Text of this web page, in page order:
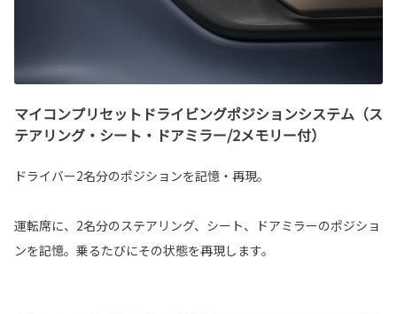
マイコンプリセットドライビングポジションシステム（ス
テアリング・シート・ドアミラー/2メモリー付）
ドライバー2名分のポジションを記憶・再現。
運転席に、2名分のステアリング、シート、ドアミラーのポジショ
ンを記憶。乗るたびにその状態を再現します。